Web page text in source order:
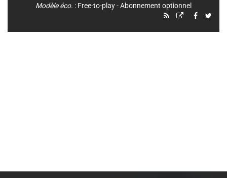
Modèle éco. : Free-to-play - Abonnement optionnel